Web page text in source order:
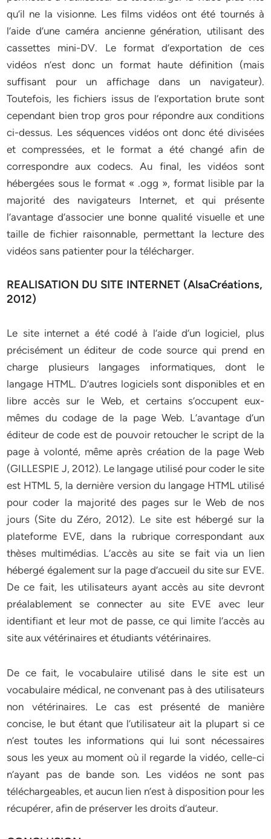
qu’il ne la visionne. Les films vidéos ont été tournés à
l’aide d’une caméra ancienne génération, utilisant des
cassettes mini-DV. Le format d’exportation de ces
vidéos n’est donc un format haute définition (mais
suffisant pour un affichage dans un navigateur).
Toutefois, les fichiers issus de l’exportation brute sont
cependant bien trop gros pour répondre aux conditions
ci-dessus. Les séquences vidéos ont donc été divisées
et compressées, et le format a été changé afin de
correspondre aux codecs. Au final, les vidéos sont
hébergées sous le format « .ogg », format lisible par la
majorité des navigateurs Internet, et qui présente
l’avantage d’associer une bonne qualité visuelle et une
taille de fichier raisonnable, permettant la lecture des
vidéos sans patienter pour la télécharger.
REALISATION DU SITE INTERNET (AlsaCréations,
2012)
Le site internet a été codé à l’aide d’un logiciel, plus
précisément un éditeur de code source qui prend en
charge plusieurs langages informatiques, dont le
langage HTML. D’autres logiciels sont disponibles et en
libre accès sur le Web, et certains s’occupent eux-
mêmes du codage de la page Web. L’avantage d’un
éditeur de code est de pouvoir retoucher le script de la
page à volonté, même après création de la page Web
(GILLESPIE J, 2012). Le langage utilisé pour coder le site
est HTML 5, la dernière version du langage HTML utilisé
pour coder la majorité des pages sur le Web de nos
jours (Site du Zéro, 2012). Le site est hébergé sur la
plateforme EVE, dans la rubrique correspondant aux
thèses multimédias. L’accès au site se fait via un lien
hébergé également sur la page d’accueil du site sur EVE.
De ce fait, les utilisateurs ayant accès au site devront
préalablement se connecter au site EVE avec leur
identifiant et leur mot de passe, ce qui limite l’accès au
site aux vétérinaires et étudiants vétérinaires.
De ce fait, le vocabulaire utilisé dans le site est un
vocabulaire médical, ne convenant pas à des utilisateurs
non vétérinaires. Le cas est présenté de manière
concise, le but étant que l’utilisateur ait la plupart si ce
n’est toutes les informations qui lui sont nécessaires
sous les yeux au moment où il regarde la vidéo, celle-ci
n’ayant pas de bande son. Les vidéos ne sont pas
téléchargeables, et aucun lien n’est à disposition pour les
récupérer, afin de préserver les droits d’auteur.